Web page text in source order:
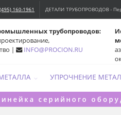
160-1961 ДЕТАЛИ ТРУБОПРОВОДОВ -
трубопроводов:
|
INFO@PROCION.RU
УПРОЧНЕНИЕ
серийного